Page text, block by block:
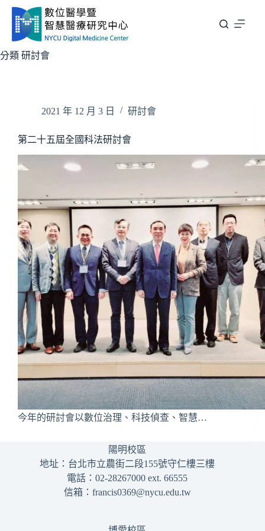
要
分類 研討會
2021 年 12 月 3 日 研討會
第二十五屆全國科法研討會
今年的研討會以數位治理、科技偵查、智慧…
陽明校區
地址：台北市立農街二段155號守仁樓三樓
電話：02-28267000 ext. 66555
信箱：francis0369@nycu.edu.tw